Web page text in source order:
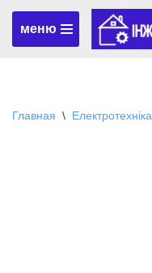
Перейти
меню
Главная \ Електротехніка